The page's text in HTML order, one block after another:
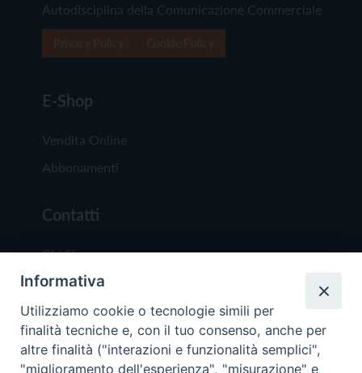
Autodisciplina della Comunicazione Commerciale
E-Shop
Vendita Online
Abbonamenti
Contatti
Chi Siamo
Redazione
Scrivici
Informativa
Utilizziamo cookie o tecnologie simili per
finalità tecniche e, con il tuo consenso, anche per
altre finalità ("interazioni e funzionalità semplici",
"miglioramento dell'esperienza", "misurazione" e